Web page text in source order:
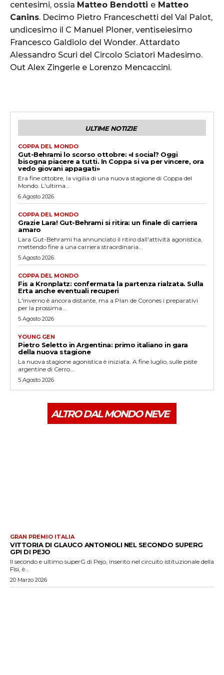
centesimi, ossia Matteo Bendotti e Matteo
Canins. Decimo Pietro Franceschetti del Val Palot,
undicesimo il C Manuel Ploner, ventiseiesimo
Francesco Galdiolo del Wonder. Attardato
Alessandro Scuri del Circolo Sciatori Madesimo.
Out Alex Zingerle e Lorenzo Mencaccini.
ULTIME NOTIZIE
COPPA DEL MONDO
Gut-Behrami lo scorso ottobre: «I social? Oggi
bisogna piacere a tutti. In Coppa si va per vincere, ora
vedo giovani appagati»
Era fine ottobre, la vigilia di una nuova stagione di Coppa del
Mondo. L'ultima...
6 Agosto 2026
COPPA DEL MONDO
Grazie Lara! Gut-Behrami si ritira: un finale di carriera
amaro
Lara Gut-Behrami ha annunciato il ritiro dall'attività agonistica,
mettendo fine a una carriera straordinaria...
5 Agosto 2026
COPPA DEL MONDO
Fis a Kronplatz: confermata la partenza rialzata. Sulla
Erta anche eventuali recuperi
L'inverno è ancora distante, ma a Plan de Corones i preparativi
per la prossima...
5 Agosto 2026
YOUNG GEN
Pietro Seletto in Argentina: primo italiano in gara
della nuova stagione
La nuova stagione agonistica è iniziata. A fine luglio, sulle piste
argentine di Cerro...
5 Agosto 2026
ALTRO DAL MONDO NEVE
GRAN PREMIO ITALIA
VITTORIA DI GLAUCO ANTONIOLI NEL SECONDO SUPERG
GPI DI PEJO
Il secondo e ultimo superG di Pejo, inserito nel circuito istituzionale della
Fisi, è...
20 Marzo 2026